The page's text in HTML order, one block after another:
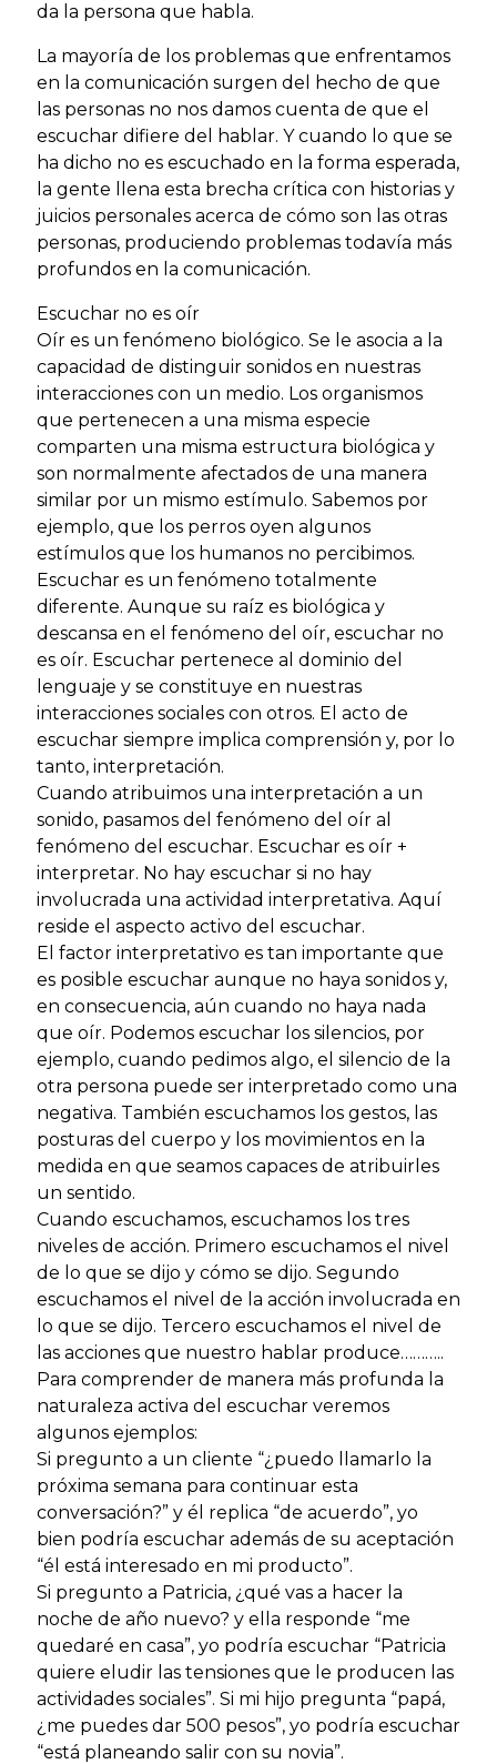
da la persona que habla.
La mayoría de los problemas que enfrentamos
en la comunicación surgen del hecho de que
las personas no nos damos cuenta de que el
escuchar difiere del hablar. Y cuando lo que se
ha dicho no es escuchado en la forma esperada,
la gente llena esta brecha crítica con historias y
juicios personales acerca de cómo son las otras
personas, produciendo problemas todavía más
profundos en la comunicación.
Escuchar no es oír
Oír es un fenómeno biológico. Se le asocia a la
capacidad de distinguir sonidos en nuestras
interacciones con un medio. Los organismos
que pertenecen a una misma especie
comparten una misma estructura biológica y
son normalmente afectados de una manera
similar por un mismo estímulo. Sabemos por
ejemplo, que los perros oyen algunos
estímulos que los humanos no percibimos.
Escuchar es un fenómeno totalmente
diferente. Aunque su raíz es biológica y
descansa en el fenómeno del oír, escuchar no
es oír. Escuchar pertenece al dominio del
lenguaje y se constituye en nuestras
interacciones sociales con otros. El acto de
escuchar siempre implica comprensión y, por lo
tanto, interpretación.
Cuando atribuimos una interpretación a un
sonido, pasamos del fenómeno del oír al
fenómeno del escuchar. Escuchar es oír +
interpretar. No hay escuchar si no hay
involucrada una actividad interpretativa. Aquí
reside el aspecto activo del escuchar.
El factor interpretativo es tan importante que
es posible escuchar aunque no haya sonidos y,
en consecuencia, aún cuando no haya nada
que oír. Podemos escuchar los silencios, por
ejemplo, cuando pedimos algo, el silencio de la
otra persona puede ser interpretado como una
negativa. También escuchamos los gestos, las
posturas del cuerpo y los movimientos en la
medida en que seamos capaces de atribuirles
un sentido.
Cuando escuchamos, escuchamos los tres
niveles de acción. Primero escuchamos el nivel
de lo que se dijo y cómo se dijo. Segundo
escuchamos el nivel de la acción involucrada en
lo que se dijo. Tercero escuchamos el nivel de
las acciones que nuestro hablar produce………..
Para comprender de manera más profunda la
naturaleza activa del escuchar veremos
algunos ejemplos:
Si pregunto a un cliente “¿puedo llamarlo la
próxima semana para continuar esta
conversación?” y él replica “de acuerdo”, yo
bien podría escuchar además de su aceptación
“él está interesado en mi producto”.
Si pregunto a Patricia, ¿qué vas a hacer la
noche de año nuevo? y ella responde “me
quedaré en casa”, yo podría escuchar “Patricia
quiere eludir las tensiones que le producen las
actividades sociales”. Si mi hijo pregunta “papá,
¿me puedes dar 500 pesos”, yo podría escuchar
“está planeando salir con su novia”.